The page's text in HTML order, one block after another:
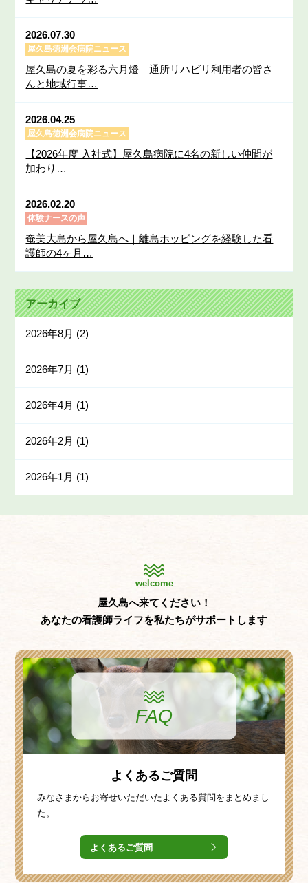
2026.07.30
屋久島徳洲会病院ニュース
屋久島の夏を彩る六月燈｜通所リハビリ利用者の皆さ
んと地域行事…
2026.04.25
屋久島徳洲会病院ニュース
【2026年度 入社式】屋久島病院に4名の新しい仲間が
加わり…
2026.02.20
体験ナースの声
奄美大島から屋久島へ｜離島ホッピングを経験した看
護師の4ヶ月…
アーカイブ
2026年8月 (2)
2026年7月 (1)
2026年4月 (1)
2026年2月 (1)
2026年1月 (1)
welcome
屋久島へ来てください！
あなたの看護師ライフを私たちがサポートします
FAQ
よくあるご質問
みなさまからお寄せいただいたよくある質問をまとめまし
た。
よくあるご質問